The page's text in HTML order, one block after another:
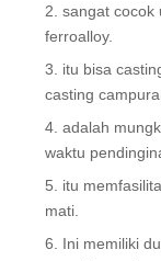
sangat cocok
ferroalloy.
itu bisa
casting
adalah
waktu
itu
mati.
Ini memiliki